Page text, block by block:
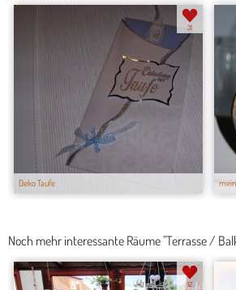
Deko Taufe
31
Noch mehr interessante Räume "Terrasse /
12